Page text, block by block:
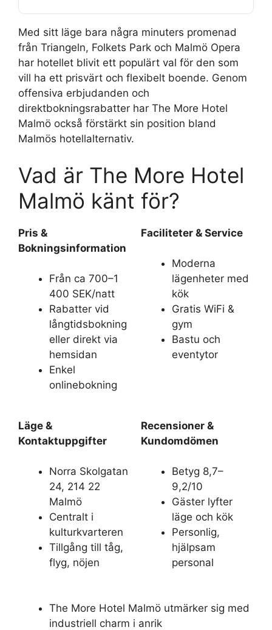
Med sitt läge bara några minuters promenad
från Triangeln, Folkets Park och Malmö Opera
har hotellet blivit ett populärt val för den som
vill ha ett prisvärt och flexibelt boende. Genom
offensiva erbjudanden och
direktbokningsrabatter har The More Hotel
Malmö också förstärkt sin position bland
Malmös hotellalternativ.
Vad är The More Hotel
Malmö känt för?
Pris &
Bokningsinformation
Från ca 700–1
400 SEK/natt
Rabatter vid
långtidsbokning
eller direkt via
hemsidan
Enkel
onlinebokning
Faciliteter & Service
Moderna
lägenheter med
kök
Gratis WiFi &
gym
Bastu och
eventytor
Läge &
Kontaktuppgifter
Norra Skolgatan
24, 214 22
Malmö
Centralt i
kulturkvarteren
Tillgång till tåg,
flyg, nöjen
Recensioner &
Kundomdömen
Betyg 8,7–
9,2/10
Gäster lyfter
läge och kök
Personlig,
hjälpsam
personal
The More Hotel Malmö utmärker sig med
industriell charm i anrik